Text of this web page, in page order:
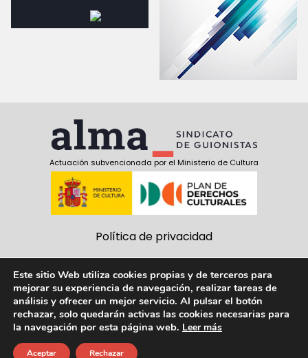
Actuación subvencionada por el Ministerio de Cultura
Política de privacidad
Aviso Legal
Síguenos:
facebook
Este sitio Web utiliza cookies propias y de terceros para
mejorar su experiencia de navegación, realizar tareas de
análisis y ofrecer un mejor servicio. Al pulsar el botón
rechazar, solo quedarán activas las cookies necesarias para
la navegación por esta página web. Leer más
Aceptar Rechazar